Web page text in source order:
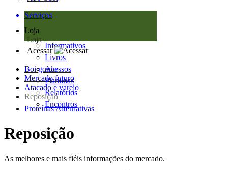
Serviços
Loja
Loja
Informativos
Livros
Acessos
Planilhas
Relatórios
Encontros
Acessar
Boi gordo
Mercado futuro
Atacado e varejo
Reposição
Proteínas Alternativas
Reposição
As melhores e mais fiéis informações do mercado.